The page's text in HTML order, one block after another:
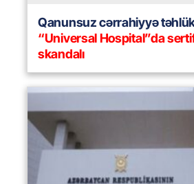
Qanunsuz cərrahiyyə
“Universal Hospital”da
skandalı